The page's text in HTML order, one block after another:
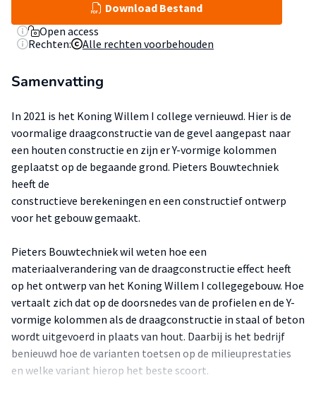
Download Bestand
Open access
Rechten:
Alle rechten voorbehouden
Samenvatting
In 2021 is het Koning Willem I college vernieuwd. Hier is de
voormalige draagconstructie van de gevel aangepast naar
een houten constructie en zijn er Y-vormige kolommen
geplaatst op de begaande grond. Pieters Bouwtechniek
heeft de
constructieve berekeningen en een constructief ontwerp
voor het gebouw gemaakt.
Pieters Bouwtechniek wil weten hoe een
materiaalverandering van de draagconstructie effect heeft
op het ontwerp van het Koning Willem I collegegebouw. Hoe
vertaalt zich dat op de doorsnedes van de profielen en de Y-
vormige kolommen als de draagconstructie in staal of beton
wordt uitgevoerd in plaats van hout. Daarbij is het bedrijf
benieuwd hoe de varianten toetsen op de milieuprestaties
en welke variant hierop het beste scoort.